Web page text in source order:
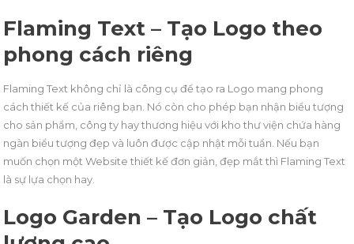
Flaming Text – Tạo Logo theo
phong cách riêng
Flaming Text không chỉ là công cụ để tạo ra Logo mang phong
cách thiết kế của riêng bạn. Nó còn cho phép bạn nhận biểu tượng
cho sản phẩm, công ty hay thương hiệu với kho thư viện chứa hàng
ngàn biểu tượng đẹp và luôn được cập nhật mỗi tuần. Nếu bạn
muốn chọn một Website thiết kế đơn giản, đẹp mắt thì Flaming Text
là sự lựa chọn hay.
Logo Garden – Tạo Logo chất